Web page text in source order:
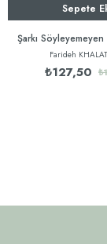
Sepete
Şarkı Söyleyemeyen
Farideh
₺127,50